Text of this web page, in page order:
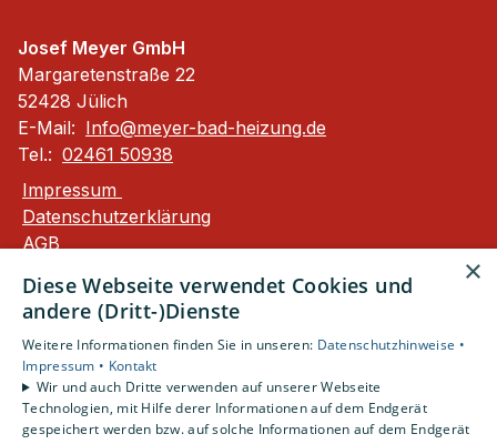
Josef Meyer GmbH
Margaretenstraße 22
52428 Jülich
E-Mail: Info@meyer-bad-heizung.de
Tel.: 02461 50938
Impressum
Datenschutzerklärung
AGB
Unsere Bereiche
Privatkunden
Gewerbekunden
Karriere
Unternehmen
×
Diese Webseite verwendet Cookies und
andere (Dritt-)Dienste
Weitere Informationen finden Sie in unseren: Datenschutzhinweise •
Impressum • Kontakt
Wir und auch Dritte verwenden auf unserer Webseite
Technologien, mit Hilfe derer Informationen auf dem Endgerät
gespeichert werden bzw. auf solche Informationen auf dem Endgerät